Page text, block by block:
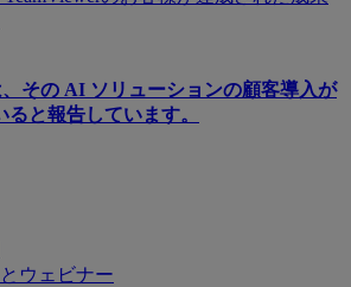
、その AI ソリューションの顧客導入が
と報告しています。
ウェビナー